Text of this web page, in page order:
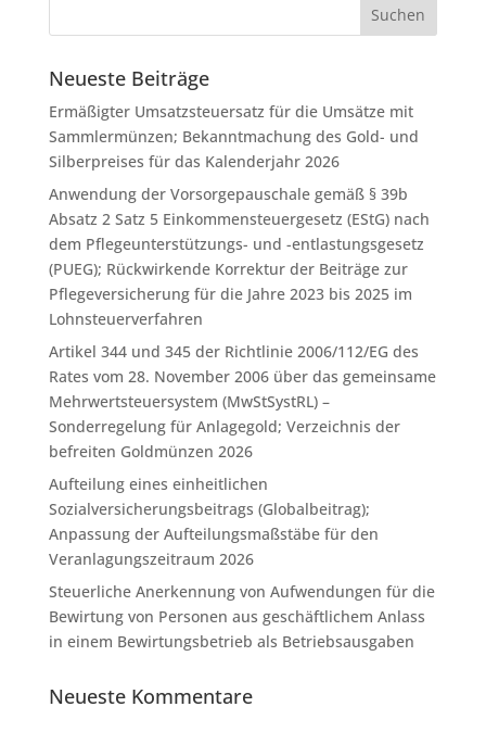
Neueste Beiträge
Ermäßigter Umsatzsteuersatz für die Umsätze mit
Sammlermünzen; Bekanntmachung des Gold- und
Silberpreises für das Kalenderjahr 2026
Anwendung der Vorsorgepauschale gemäß § 39b
Absatz 2 Satz 5 Einkommensteuergesetz (EStG) nach
dem Pflegeunterstützungs- und -entlastungsgesetz
(PUEG); Rückwirkende Korrektur der Beiträge zur
Pflegeversicherung für die Jahre 2023 bis 2025 im
Lohnsteuerverfahren
Artikel 344 und 345 der Richtlinie 2006/112/EG des
Rates vom 28. November 2006 über das gemeinsame
Mehrwertsteuersystem (MwStSystRL) –
Sonderregelung für Anlagegold; Verzeichnis der
befreiten Goldmünzen 2026
Aufteilung eines einheitlichen
Sozialversicherungsbeitrags (Globalbeitrag);
Anpassung der Aufteilungsmaßstäbe für den
Veranlagungszeitraum 2026
Steuerliche Anerkennung von Aufwendungen für die
Bewirtung von Personen aus geschäftlichem Anlass
in einem Bewirtungsbetrieb als Betriebsausgaben
Neueste Kommentare